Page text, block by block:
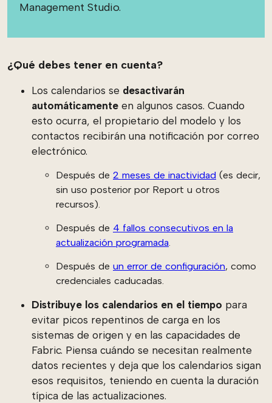
Management Studio.
¿Qué debes tener en cuenta?
Los calendarios se desactivarán
automáticamente en algunos casos. Cuando
esto ocurra, el propietario del modelo y los
contactos recibirán una notificación por correo
electrónico.
Después de 2 meses de inactividad (es decir,
sin uso posterior por Report u otros
recursos).
Después de 4 fallos consecutivos en la
actualización programada.
Después de un error de configuración, como
credenciales caducadas.
Distribuye los calendarios en el tiempo para
evitar picos repentinos de carga en los
sistemas de origen y en las capacidades de
Fabric. Piensa cuándo se necesitan realmente
datos recientes y deja que los calendarios sigan
esos requisitos, teniendo en cuenta la duración
típica de las actualizaciones.